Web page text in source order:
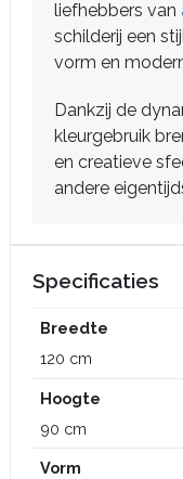
liefhebbers van
schilderij een
vorm en
Dankzij de
kleurgebruik
en creatieve
andere
Specificaties
Breedte
120 cm
Hoogte
90 cm
Vorm